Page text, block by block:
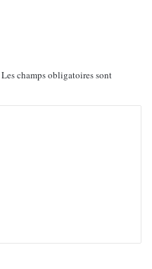
Les champs obligatoires sont